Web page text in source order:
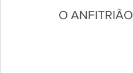
O ANFITRIÃO